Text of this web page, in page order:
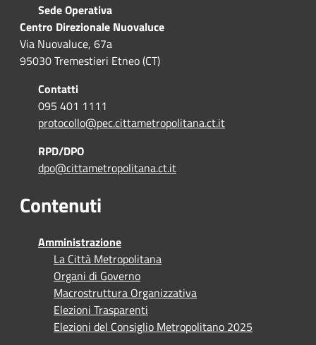
Sede Operativa
Centro Direzionale Nuovaluce
Via Nuovaluce, 67a
95030 Tremestieri Etneo (CT)
Contatti
095 401 1111
protocollo@pec.cittametropolitana.ct.it
RPD/DPO
dpo@cittametropolitana.ct.it
Contenuti
Amministrazione
La Città Metropolitana
Organi di Governo
Macrostruttura Organizzativa
Elezioni Trasparenti
Elezioni del Consiglio Metropolitano 2025